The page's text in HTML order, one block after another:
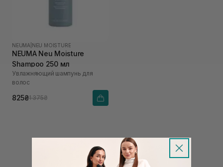
NEUMA NEU MOISTURE
NEUMA Neu Moisture
Shampoo 250 мл
Увлажняющий шампунь для
волос
825₴1 375₴